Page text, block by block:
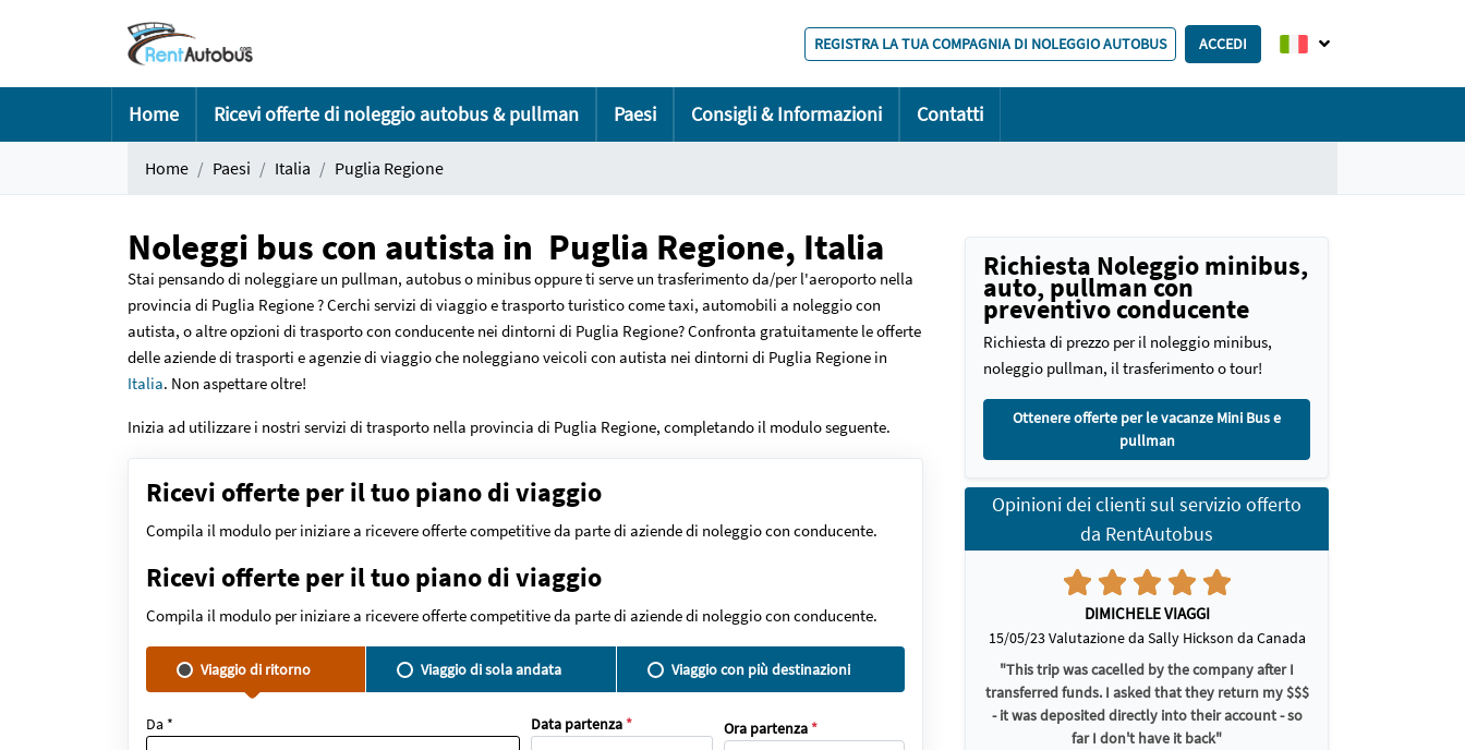
REGISTRA LA TUA COMPAGNIA DI NOLEGGIO AUTOBUS ACCEDI
Home Ricevi offerte di noleggio autobus & pullman Paesi Consigli & Informazioni Contatti
Home Paesi Italia Puglia Regione
Noleggi bus con autista in Puglia Regione, Italia
Stai pensando di noleggiare un pullman, autobus o minibus oppure ti serve un trasferimento da/per l'aeroporto nella
provincia di Puglia Regione ? Cerchi servizi di viaggio e trasporto turistico come taxi, automobili a noleggio con
autista, o altre opzioni di trasporto con conducente nei dintorni di Puglia Regione? Confronta gratuitamente le offerte
delle aziende di trasporti e agenzie di viaggio che noleggiano veicoli con autista nei dintorni di Puglia Regione in
Italia. Non aspettare oltre!
Inizia ad utilizzare i nostri servizi di trasporto nella provincia di Puglia Regione, completando il modulo seguente.
Ricevi offerte per il tuo piano di viaggio
Compila il modulo per iniziare a ricevere offerte competitive da parte di aziende di noleggio con conducente.
Ricevi offerte per il tuo piano di viaggio
Compila il modulo per iniziare a ricevere offerte competitive da parte di aziende di noleggio con conducente.
Viaggio di ritorno Viaggio di sola andata Viaggio con più destinazioni
Da * Data partenza * Ora partenza *
Richiesta Noleggio minibus,
auto, pullman con
preventivo conducente
Richiesta di prezzo per il noleggio minibus,
noleggio pullman, il trasferimento o tour!
Ottenere offerte per le vacanze Mini Bus e
pullman
Opinioni dei clienti sul servizio offerto
da RentAutobus
DIMICHELE VIAGGI
15/05/23 Valutazione da Sally Hickson da Canada
"This trip was cacelled by the company after I
transferred funds. I asked that they return my $$$
- it was deposited directly into their account - so
far I don't have it back"